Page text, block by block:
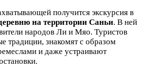
получится экскурсия в
на территории Саньи. В ней
народов Ли и Мяо. Туристов
традиции, знакомят с образом
и даже устраивают